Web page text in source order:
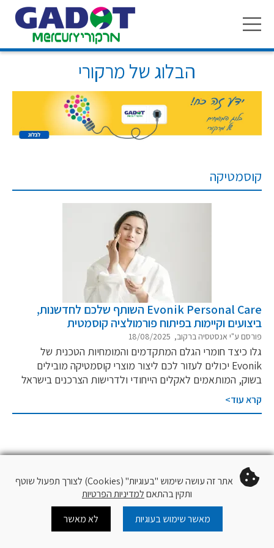
Toggle
navigation
הבלוג של מרקורי
קוסמטיקה
Evonik Personal Care השותף שלכם לחדשנות,
ביצועים וקיימות בפיתוח פורמולציה קוסמטית
פורסם ע"י אנסטסיה ברקוב, 18/08/2025
גלו כיצד חומרי הגלם המתקדמים והמומחיות הטכנית של
Evonik יכולים לעזור לכם ליצור מוצרי קוסמטיקה מובילים
בשוק, המותאמים לאקלים הייחודי ולדרישות הצרכנים בישראל
קרא עוד>
אתר זה עושה שימוש "בעוגיות" (Cookies) לצורך תפעול שוטף
ותקין בהתאםלמדיניות הפרטיות
מאשר שימוש בעוגיות
לא מאשר